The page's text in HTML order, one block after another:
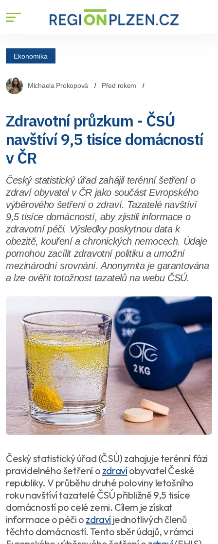
Ekonomika
Michaela Prokopová Před rokem
Zdravotní průzkum - ČSÚ
navštíví 9,5 tisíce domácností
v ČR
Český statistický úřad zahájil terénní šetření o
zdraví obyvatel v ČR jako součást Evropského
výběrového šetření o zdraví. Tazatelé navštíví
9,5 tisíce domácností, aby zjistili informace o
zdravotní péči. Výsledky poskytnou data k
obezitě, kouření a chronických nemocech. Údaje
pomohou zacílit zdravotní politiku a umožní
mezinárodní srovnání. Anonymita je garantována
a lze ověřit totožnost tazatelů na webu ČSÚ.
Český statistický úřad (ČSÚ) zahajuje terénní fázi
pravidelného šetření o zdravíobyvatel České
republiky. V průběhu druhé poloviny letošního
roku navštíví tazatelé ČSÚ přibližně 9,5 tisíce
domácností po celé zemi. Cílem je získat
informace o péči o zdraví jednotlivých členů
těchto domácností. Tento sběr údajů, v rámci